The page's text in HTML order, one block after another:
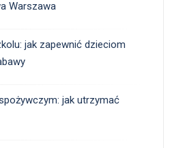
Warszawa
jak zapewnić dzieciom
jak utrzymać